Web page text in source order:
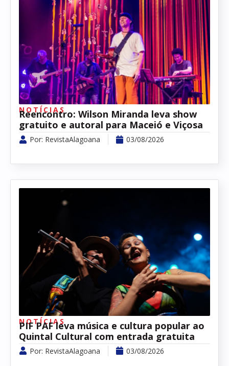
NOTÍCIAS
Reencontro: Wilson Miranda leva show
gratuito e autoral para Maceió e Viçosa
Por: RevistaAlagoana 03/08/2026
NOTÍCIAS
PIF PAF leva música e cultura popular ao
Quintal Cultural com entrada gratuita
Por: RevistaAlagoana 03/08/2026